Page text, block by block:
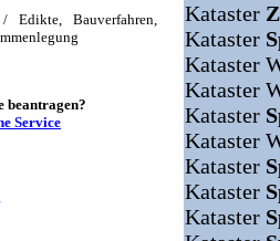
Edikte, Bauverfahren,
beantragen?
Service
Kataster
Kataster
Kataster
Kataster
Kataster
Kataster
Kataster
Kataster
Kataster